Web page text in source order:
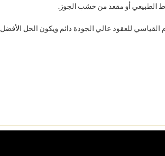
الطبيعي أو مقعد من خشب الجوز.
القياسي للعقود عالي الجودة دائم ويكون الحل الأفضل